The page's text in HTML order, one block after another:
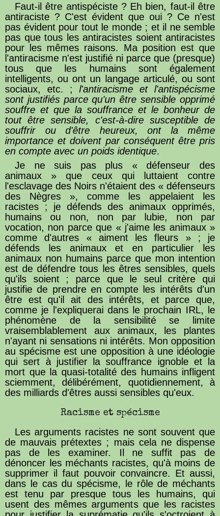
Faut-il être antispéciste ? Eh bien, faut-il être
antiraciste ? C'est évident que oui ? Ce n'est
pas évident pour tout le monde ; et il ne semble
pas que tous les antiracistes soient antiracistes
pour les mêmes raisons. Ma position est que
l'antiracisme n'est justifié ni parce que (presque)
tous que les humains sont également
intelligents, ou ont un langage articulé, ou sont
sociaux, etc. ; l'antiracisme et l'antispécisme
sont justifiés parce qu'un être sensible opprimé
souffre et que la souffrance et le bonheur de
tout être sensible, c'est-à-dire susceptible de
souffrir ou d'être heureux, ont la même
importance et doivent par conséquent être pris
en compte avec un poids identique.
Je ne suis pas plus « défenseur des
animaux » que ceux qui luttaient contre
l'esclavage des Noirs n'étaient des « défenseurs
des Nègres », comme les appelaient les
racistes ; je défends des animaux opprimés,
humains ou non, non par lubie, non par
vocation, non parce que « j'aime les animaux »
comme d'autres « aiment les fleurs » ; je
défends les animaux et en particulier les
animaux non humains parce que mon intention
est de défendre tous les êtres sensibles, quels
qu'ils soient ; parce que le seul critère qui
justifie de prendre en compte les intérêts d'un
être est qu'il ait des intérêts, et parce que,
comme je l'expliquerai dans le prochain IRL, le
phénomène de la sensibilité se limite
vraisemblablement aux animaux, les plantes
n'ayant ni sensations ni intérêts. Mon opposition
au spécisme est une opposition à une idéologie
qui sert à justifier la souffrance ignoble et la
mort que la quasi-totalité des humains infligent
sciemment, délibérément, quotidiennement, à
des milliards d'êtres aussi sensibles qu'eux.
Racisme et spécisme
Les arguments racistes ne sont souvent que
de mauvais prétextes ; mais cela ne dispense
pas de les examiner. Il ne suffit pas de
dénoncer les méchants racistes, qu'à moins de
supprimer il faut pouvoir convaincre. Et aussi,
dans le cas du spécisme, le rôle de méchants
est tenu par presque tous les humains, qui
usent des mêmes arguments que les racistes